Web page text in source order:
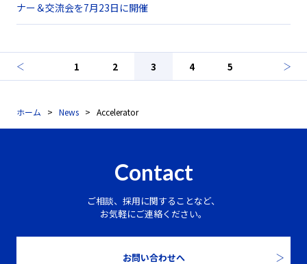
ナー＆交流会を7月23日に開催
1 2 3 4 5
ホーム News Accelerator
Contact
ご相談、採用に関することなど、
お気軽にご連絡ください。
お問い合わせへ